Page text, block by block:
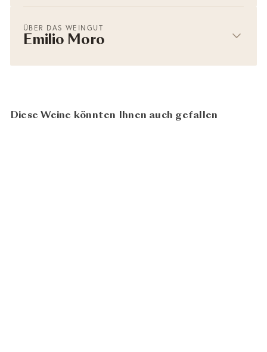
ÜBER DAS WEINGUT
Emilio Moro
Diese Weine könnten Ihnen auch gefallen